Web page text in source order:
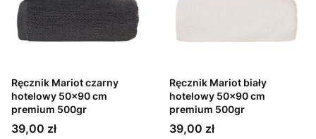
Ręcznik Mariot czarny
hotelowy 50x90 cm
premium 500gr
Cena
39,00 zł
Ręcznik Mariot biały
hotelowy 50x90 cm
premium 500gr
Cena
39,00 zł